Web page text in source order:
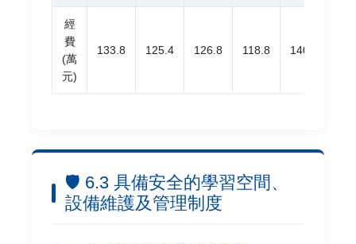
經
費
(萬
元)
133.8 125.4 126.8 118.8 140.7
🛡️ 6.3 具備安全的學習空間、
設備維護及管理制度